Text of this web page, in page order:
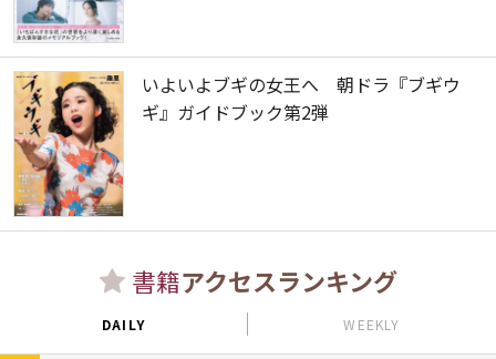
いよいよブギの女王へ 朝ドラ『ブギウ
ギ』ガイドブック第2弾
書籍アクセスランキング
DAILY WEEKLY